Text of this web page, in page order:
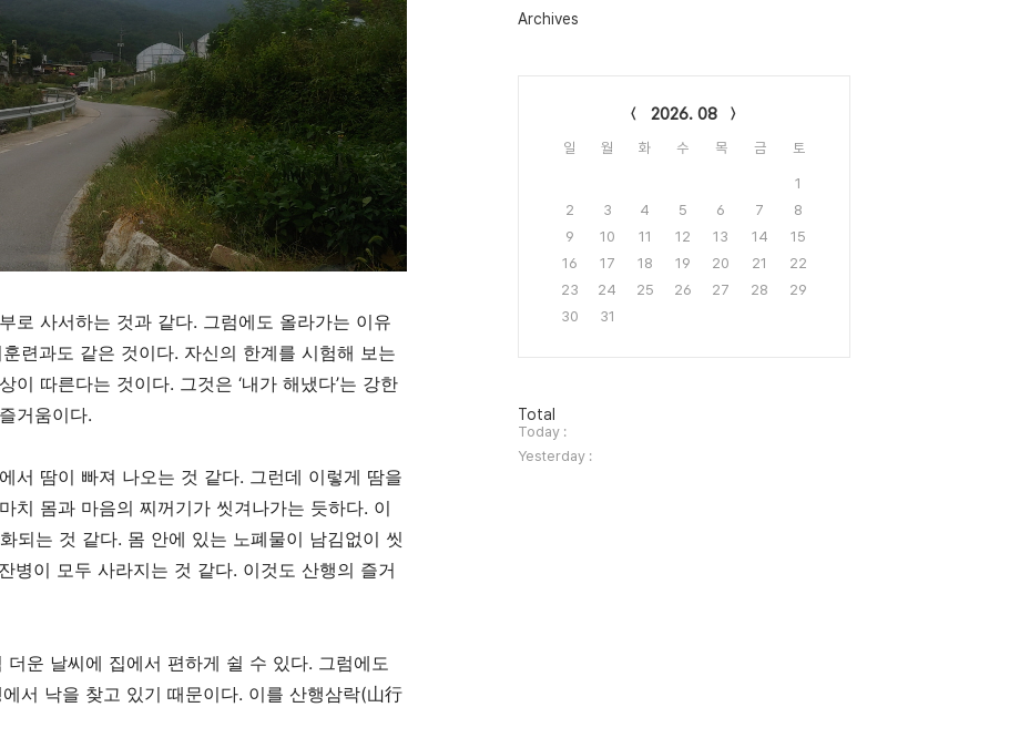
로 사서하는 것과 같다. 그럼에도 올라가는 이유
련과도 같은 것이다. 자신의 한계를 시험해 보는
이 따른다는 것이다. 그것은 ‘내가 해냈다’는 강한
거움이다.
서 땀이 빠져 나오는 것 같다. 그런데 이렇게 땀을
마치 몸과 마음의 찌꺼기가 씻겨나가는 듯하다. 이
되는 것 같다. 몸 안에 있는 노폐물이 남김없이 씻
병이 모두 사라지는 것 같다. 이것도 산행의 즐거
더운 날씨에 집에서 편하게 쉴 수 있다. 그럼에도
서 낙을 찾고 있기 때문이다. 이를 산행삼락(山行
그
Archives
2026. 08
일 월 화 수 목 금 토
1
2
3 4 5 6 7
8
9
10 11 12 13 14
15
16
17 18 19 20 21
22
23
24 25 26 27 28
29
30
31
방
문
자
수
Total
Today :
Yesterday :